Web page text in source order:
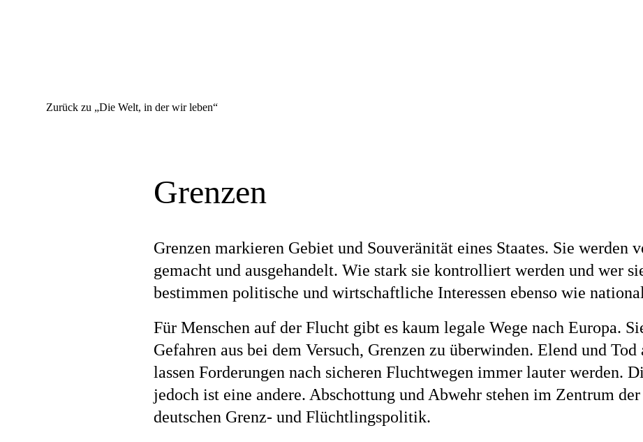
Zurück zu „Die Welt, in der wir leben“
Grenzen
Grenzen markieren Gebiet und Souveränität eines Staates. Sie werden
gemacht und ausgehandelt. Wie stark sie kontrolliert werden und wer
bestimmen politische und wirtschaftliche Interessen ebenso wie
Für Menschen auf der Flucht gibt es kaum legale Wege nach Europa.
Gefahren aus bei dem Versuch, Grenzen zu überwinden. Elend und
lassen Forderungen nach sicheren Fluchtwegen immer lauter werden.
jedoch ist eine andere. Abschottung und Abwehr stehen im Zentrum
deutschen Grenz- und Flüchtlingspolitik.